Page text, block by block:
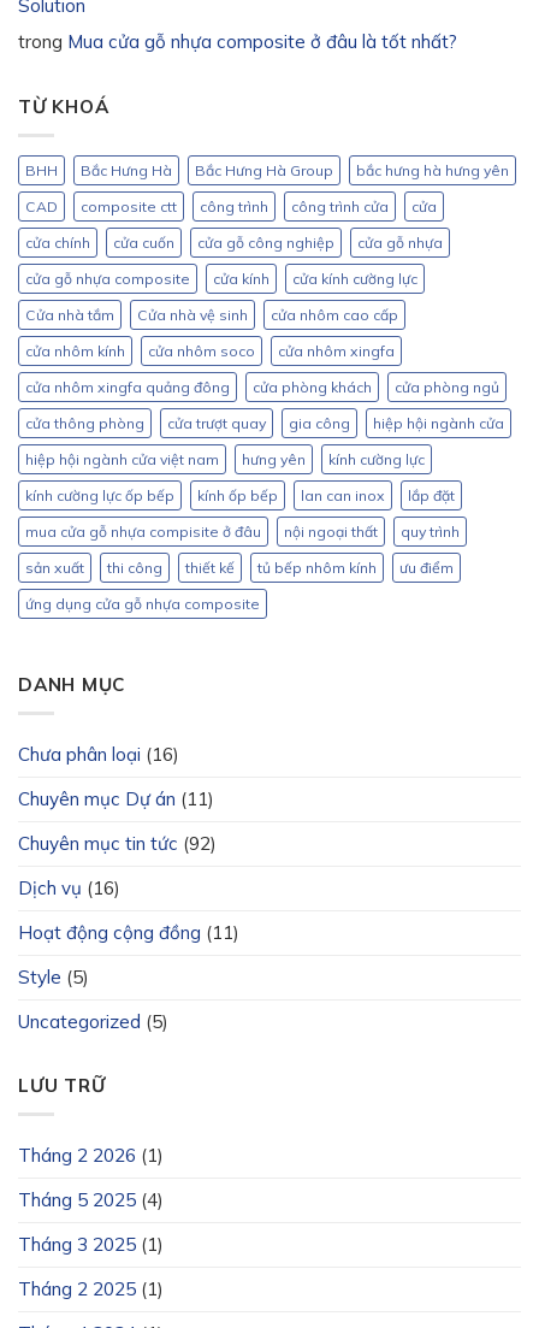
Solution
trong Mua cửa gỗ nhựa composite ở đâu là tốt nhất?
TỪ KHOÁ
BHH Bắc Hưng Hà Bắc Hưng Hà Group
bắc hưng hà hưng yên
CAD
composite ctt công trình công trình cửa
cửa
cửa chính
cửa cuốn cửa gỗ công nghiệp
cửa gỗ nhựa
cửa gỗ nhựa composite
cửa kính
cửa kính cường lực
Cửa nhà tắm
Cửa nhà vệ sinh
cửa nhôm cao cấp
cửa nhôm kính
cửa nhôm soco
cửa nhôm xingfa
cửa nhôm xingfa quảng đông
cửa phòng khách
cửa phòng ngủ
cửa thông phòng
cửa trượt quay gia công
hiệp hội ngành cửa
hiệp hội ngành cửa việt nam
hưng yên
kính cường lực
kính cường lực ốp bếp
kính ốp bếp lan can inox
lắp đặt
mua cửa gỗ nhựa compisite ở đâu
nội ngoại thất
quy trình
sản xuất
thi công thiết kế tủ bếp nhôm kính
ưu điểm
ứng dụng cửa gỗ nhựa composite
DANH MỤC
Chưa phân loại (16)
Chuyên mục Dự án (11)
Chuyên mục tin tức (92)
Dịch vụ (16)
Hoạt động cộng đồng (11)
Style (5)
Uncategorized (5)
LƯU TRỮ
Tháng 2 2026 (1)
Tháng 5 2025 (4)
Tháng 3 2025 (1)
Tháng 2 2025 (1)